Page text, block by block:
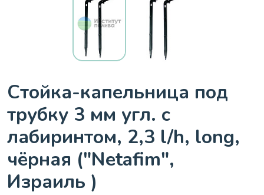
Стойка-капельница под
трубку 3 мм угл. с
лабиринтом, 2,3 l/h, long,
чёрная ("Netafim",
Израиль )